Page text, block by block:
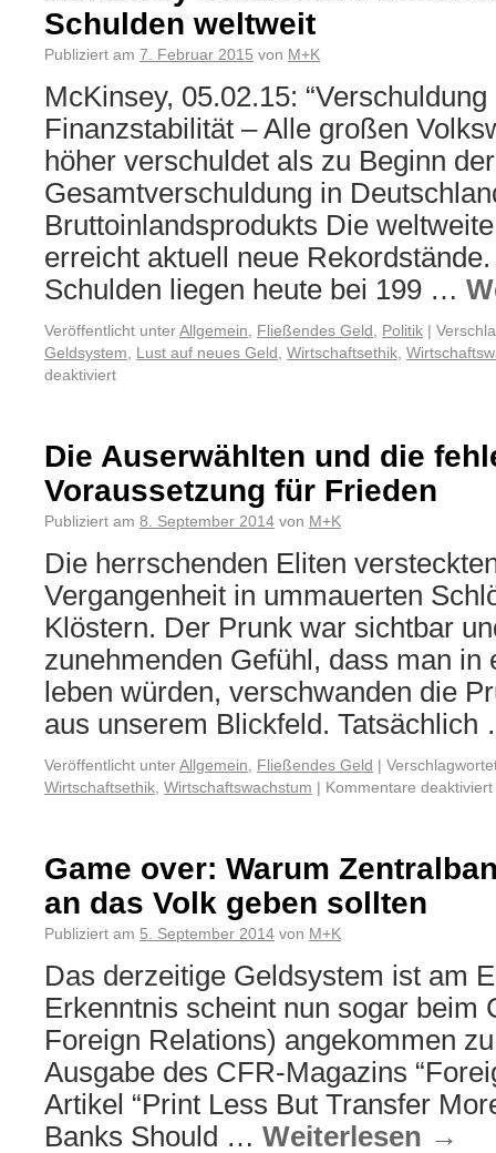
Schulden weltweit
Publiziert am 7. Februar 2015 von M+K
McKinsey, 05.02.15:
Finanzstabilität – Alle großen
höher verschuldet als zu Beginn
Gesamtverschuldung in
Bruttoinlandsprodukts Die
erreicht aktuell neue
Schulden liegen heute bei 199 …
Veröffentlicht unterAllgemein Fließendes Geld Politik |
Geldsystem
Lust auf neues Geld Wirtschaftsethik
deaktiviert
Die Auserwählten und die
Voraussetzung für Frieden
Publiziert am 8. September 2014 von M+K
Die herrschenden Eliten
Vergangenheit in ummauerten
Klöstern. Der Prunk war sichtbar
zunehmenden Gefühl, dass man in
leben würden, verschwanden die
aus unserem Blickfeld.
Veröffentlicht unterAllgemein Fließendes Geld |
Wirtschaftsethik Wirtschaftswachstum | Kommentare deaktiviert
Game over: Warum
an das Volk geben sollten
Publiziert am 5. September 2014 von M+K
Das derzeitige Geldsystem ist am
Erkenntnis scheint nun sogar beim
Foreign Relations) angekommen
Ausgabe des CFR-Magazins
Artikel “Print Less But Transfer
Banks Should … Weiterlesen →